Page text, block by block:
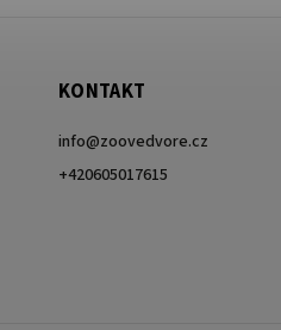
KONTAKT
info@zoovedvore.cz
+420605017615